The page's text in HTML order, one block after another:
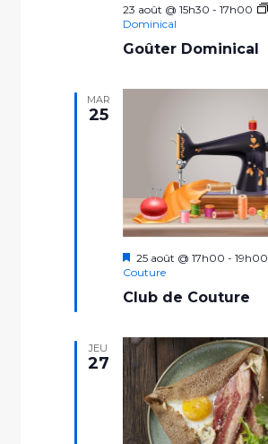
Goûter Dominical
23 août @ 15h30 - 17h00
Dominical
MAR
25
Club de Couture
Mis
en
25 août @ 17h00 - 19h00
Couture
JEU
27